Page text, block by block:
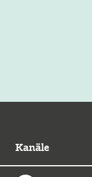
Kanäle